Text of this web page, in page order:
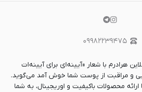
۰۹۹۸۲۲۳۹۴۷۵
هرادرم با شعار «آیینه‌ای برای آیینه‌ات
و مراقبت از پوست شما خوش آمد می‌گوید.
محصولات باکیفیت و اوریجینال، به شما